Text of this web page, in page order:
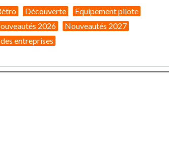
Découverte
Equipement pilote
2026
Nouveautés 2027
entreprises